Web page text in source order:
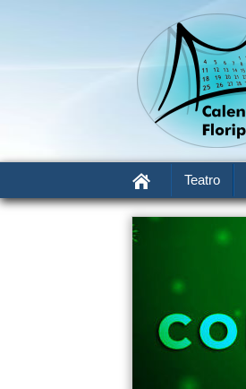
Teatro